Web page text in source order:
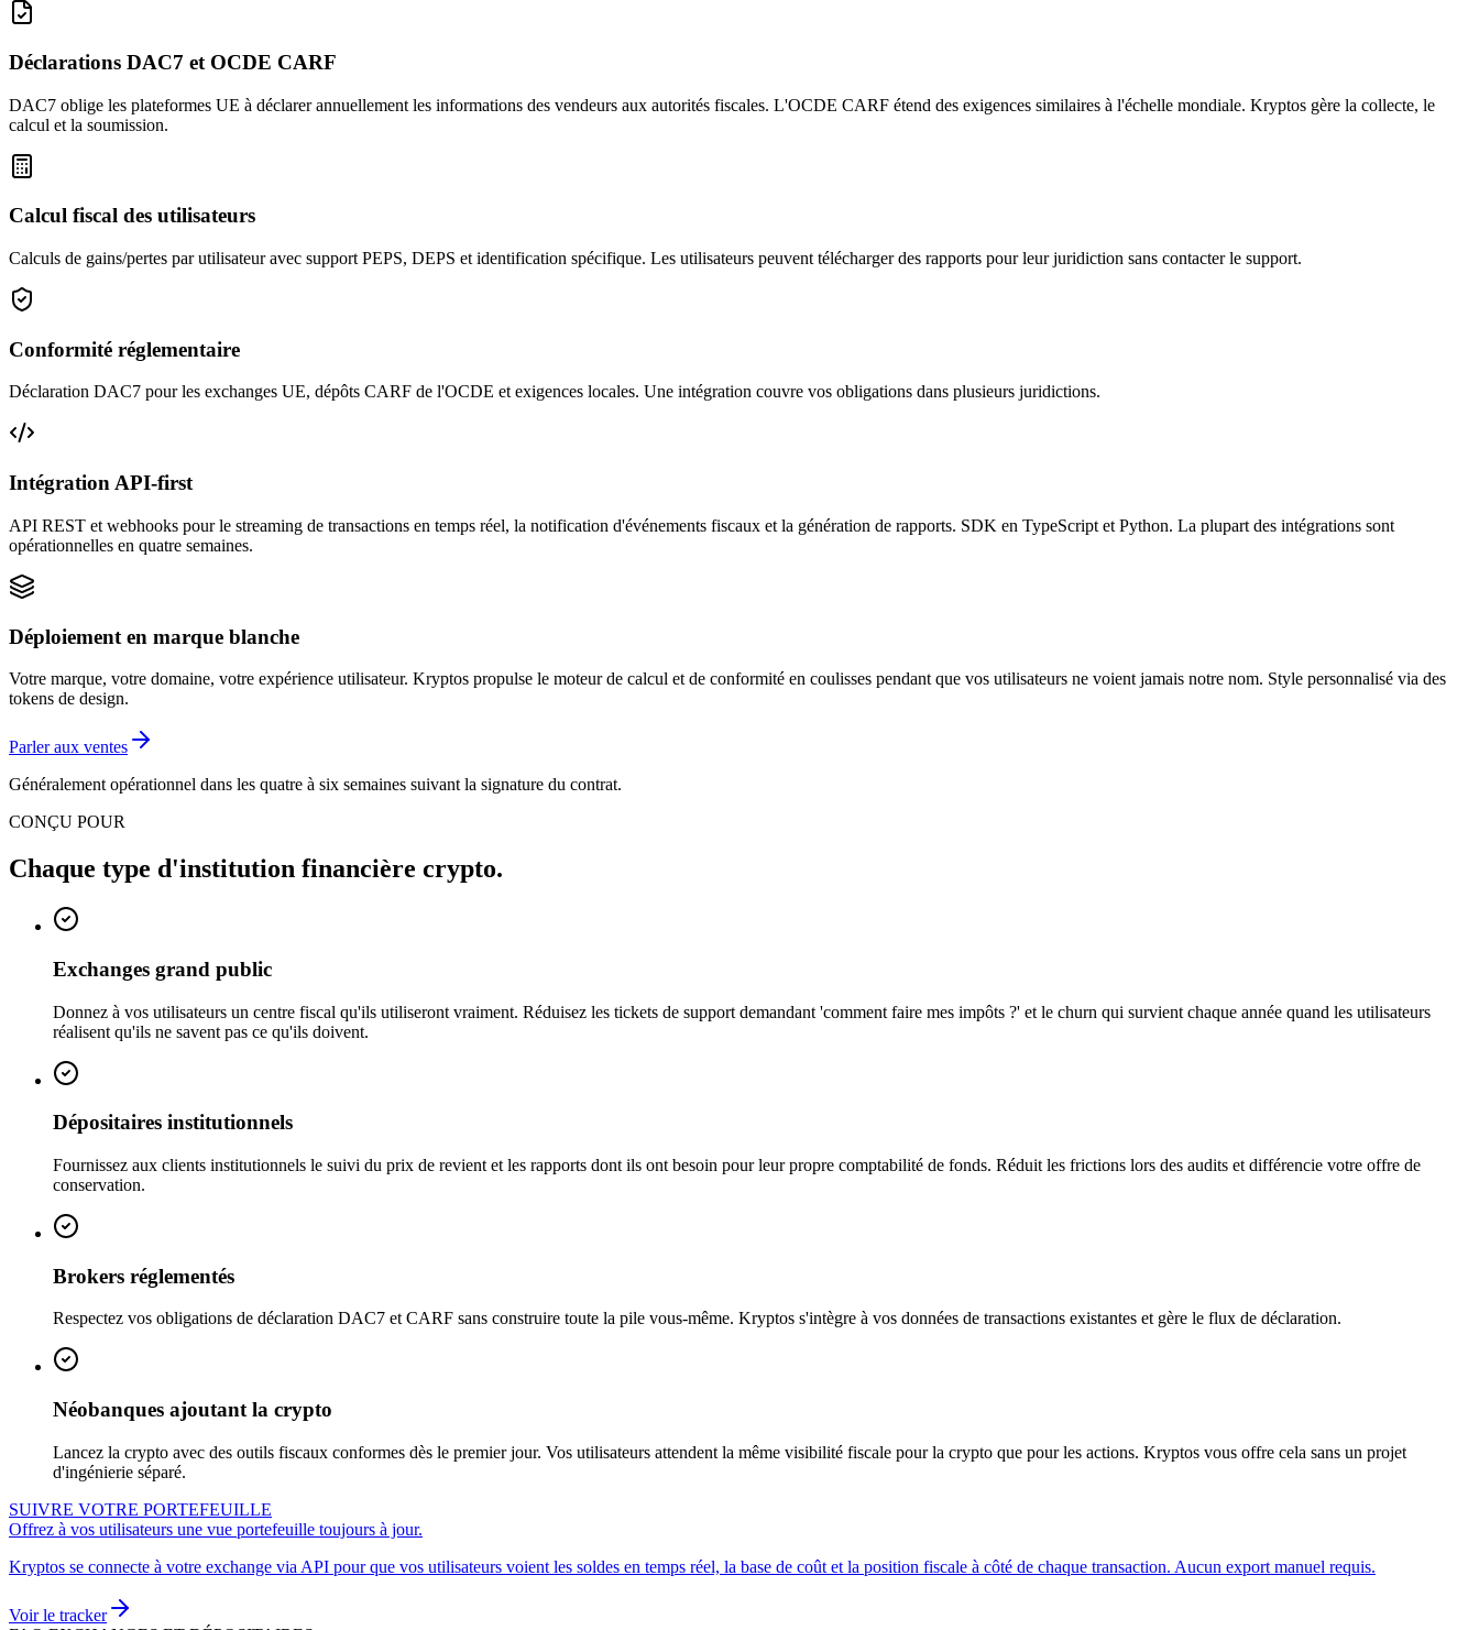
Déclarations DAC7 et OCDE CARF
DAC7 oblige les plateformes UE à déclarer annuellement les informations des vendeurs aux autorités fiscales. L'OCDE CARF étend des exigences similaires à l'échelle mondiale. Kryptos gère la collecte, le
calcul et la soumission.
Calcul fiscal des utilisateurs
Calculs de gains/pertes par utilisateur avec support PEPS, DEPS et identification spécifique. Les utilisateurs peuvent télécharger des rapports pour leur juridiction sans contacter le support.
Conformité réglementaire
Déclaration DAC7 pour les exchanges UE, dépôts CARF de l'OCDE et exigences locales. Une intégration couvre vos obligations dans plusieurs juridictions.
Intégration API-first
API REST et webhooks pour le streaming de transactions en temps réel, la notification d'événements fiscaux et la génération de rapports. SDK en TypeScript et Python. La plupart des intégrations sont
opérationnelles en quatre semaines.
Déploiement en marque blanche
Votre marque, votre domaine, votre expérience utilisateur. Kryptos propulse le moteur de calcul et de conformité en coulisses pendant que vos utilisateurs ne voient jamais notre nom. Style personnalisé via des
tokens de design.
Parler aux ventes
Généralement opérationnel dans les quatre à six semaines suivant la signature du contrat.
CONÇU POUR
Chaque type d'institution financière crypto.
Exchanges grand public
Donnez à vos utilisateurs un centre fiscal qu'ils utiliseront vraiment. Réduisez les tickets de support demandant 'comment faire mes impôts ?' et le churn qui survient chaque année quand les utilisateurs
réalisent qu'ils ne savent pas ce qu'ils doivent.
Dépositaires institutionnels
Fournissez aux clients institutionnels le suivi du prix de revient et les rapports dont ils ont besoin pour leur propre comptabilité de fonds. Réduit les frictions lors des audits et différencie votre offre de
conservation.
Brokers réglementés
Respectez vos obligations de déclaration DAC7 et CARF sans construire toute la pile vous-même. Kryptos s'intègre à vos données de transactions existantes et gère le flux de déclaration.
Néobanques ajoutant la crypto
Lancez la crypto avec des outils fiscaux conformes dès le premier jour. Vos utilisateurs attendent la même visibilité fiscale pour la crypto que pour les actions. Kryptos vous offre cela sans un projet
d'ingénierie séparé.
SUIVRE VOTRE PORTEFEUILLE
Offrez à vos utilisateurs une vue portefeuille toujours à jour.
Kryptos se connecte à votre exchange via API pour que vos utilisateurs voient les soldes en temps réel, la base de coût et la position fiscale à côté de chaque transaction. Aucun export manuel requis.
Voir le tracker